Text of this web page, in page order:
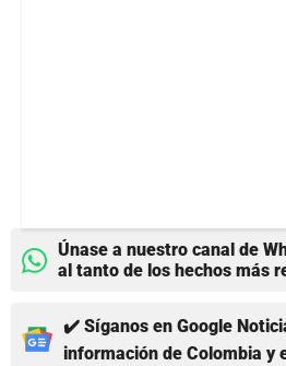
Únase a nuestro canal de
al tanto de los hechos más
✔️ Síganos en Google
información de Colombia y